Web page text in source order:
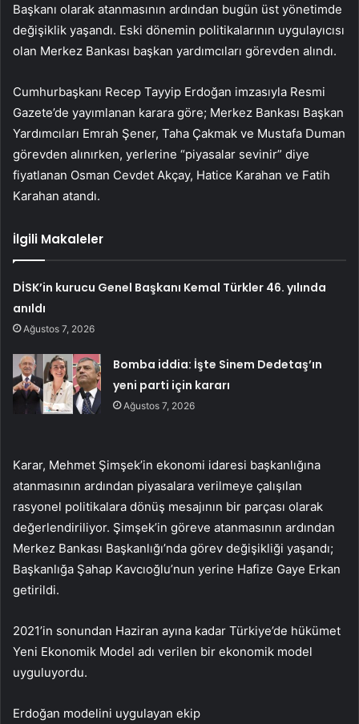
Başkanı olarak atanmasının ardından bugün üst yönetimde
değişiklik yaşandı. Eski dönemin politikalarının uygulayıcısı
olan Merkez Bankası başkan yardımcıları görevden alındı.
Cumhurbaşkanı Recep Tayyip Erdoğan imzasıyla Resmi
Gazete’de yayımlanan karara göre; Merkez Bankası Başkan
Yardımcıları Emrah Şener, Taha Çakmak ve Mustafa Duman
görevden alınırken, yerlerine “piyasalar sevinir” diye
fiyatlanan Osman Cevdet Akçay, Hatice Karahan ve Fatih
Karahan atandı.
İlgili Makaleler
DİSK’in kurucu Genel Başkanı Kemal Türkler 46. yılında
anıldı
Ağustos 7, 2026
Bomba iddia: İşte Sinem Dedetaş’ın
yeni parti için kararı
Ağustos 7, 2026
Karar, Mehmet Şimşek’in ekonomi idaresi başkanlığına
atanmasının ardından piyasalara verilmeye çalışılan
rasyonel politikalara dönüş mesajının bir parçası olarak
değerlendiriliyor. Şimşek’in göreve atanmasının ardından
Merkez Bankası Başkanlığı’nda görev değişikliği yaşandı;
Başkanlığa Şahap Kavcıoğlu’nun yerine Hafize Gaye Erkan
getirildi.
2021’in sonundan Haziran ayına kadar Türkiye’de hükümet
Yeni Ekonomik Model adı verilen bir ekonomik model
uyguluyordu.
Erdoğan modelini uygulayan ekip